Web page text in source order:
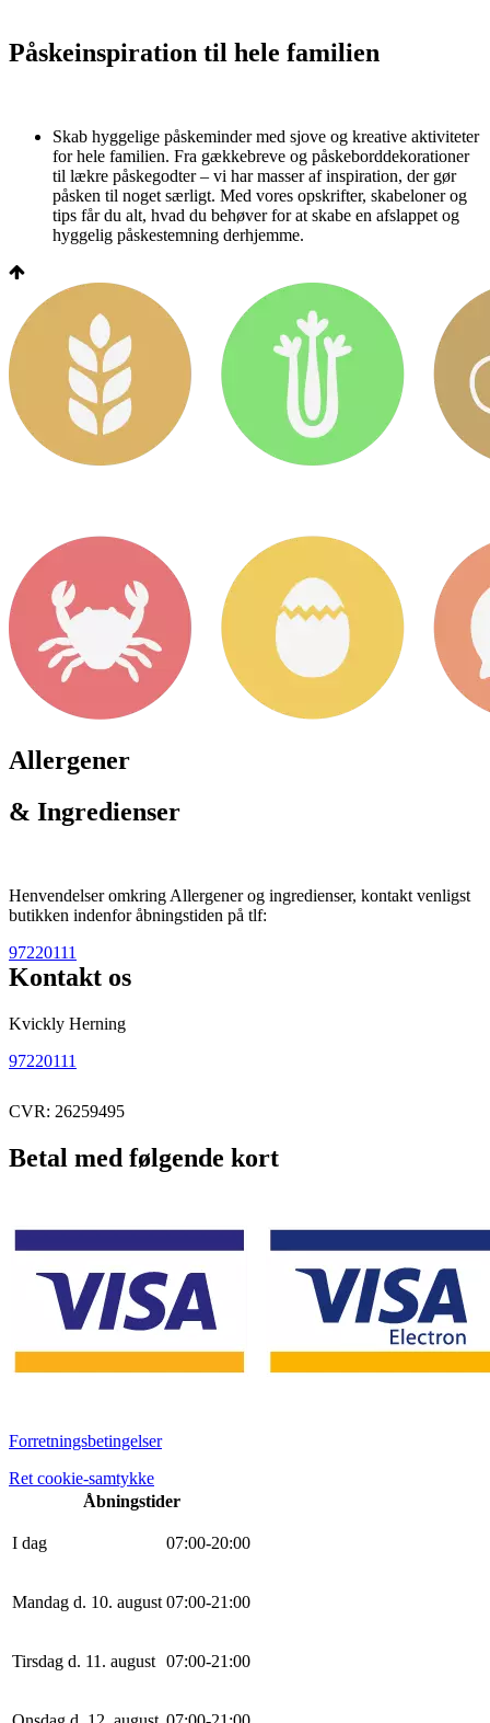
Påskeinspiration til hele familien
Skab hyggelige påskeminder med sjove og kreative aktiviteter
for hele familien. Fra gækkebreve og påskeborddekorationer
til lækre påskegodter – vi har masser af inspiration, der gør
påsken til noget særligt. Med vores opskrifter, skabeloner og
tips får du alt, hvad du behøver for at skabe en afslappet og
hyggelig påskestemning derhjemme.
Allergener
& Ingredienser
Henvendelser omkring Allergener og ingredienser, kontakt venligst
butikken indenfor åbningstiden på tlf:
97220111
Kontakt os
Kvickly Herning
97220111
CVR: 26259495
Betal med følgende kort
Forretningsbetingelser
Ret cookie-samtykke
Åbningstider
I dag 07:00-20:00
Mandag d. 10. august 07:00-21 :00
Tirsdag d. 11. august 07:00-21 :00